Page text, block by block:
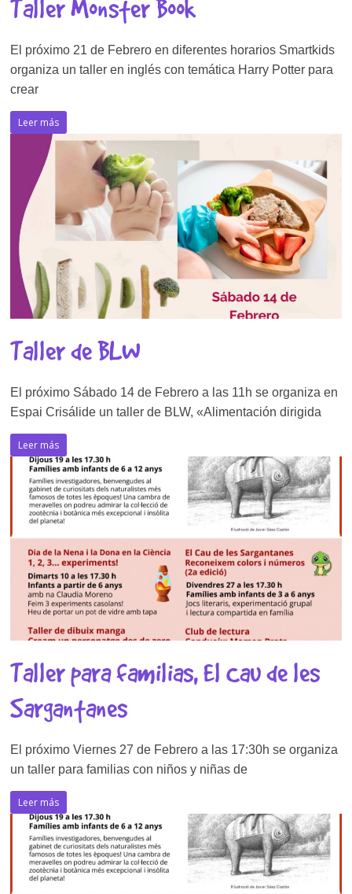
Taller Monster Book
El próximo 21 de Febrero en diferentes horarios Smartkids
organiza un taller en inglés con temática Harry Potter para
crear
Leer más
Taller de BLW
El próximo Sábado 14 de Febrero a las 11h se organiza en
Espai Crisálide un taller de BLW, «Alimentación dirigida
Leer más
Taller para familias, El Cau de les
Sargantanes
El próximo Viernes 27 de Febrero a las 17:30h se organiza
un taller para familias con niños y niñas de
Leer más